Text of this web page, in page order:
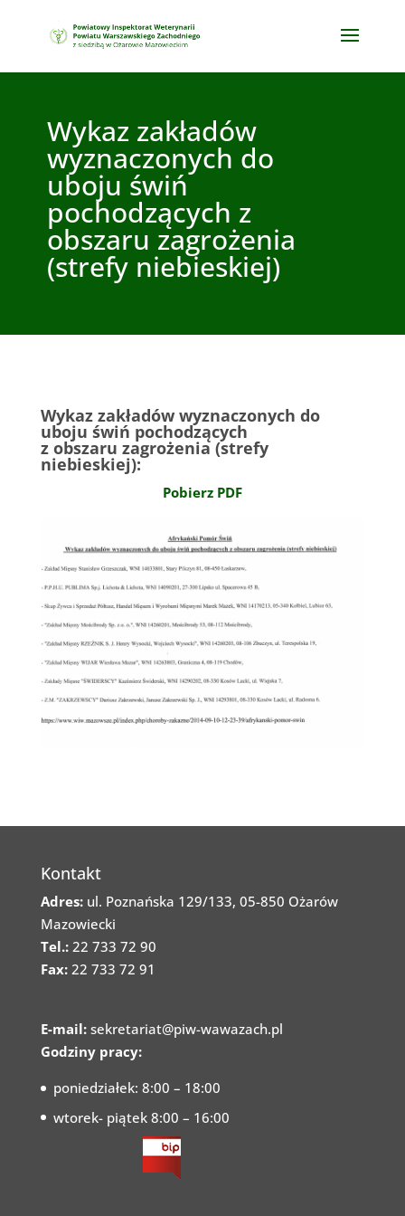
Wykaz zakładów
wyznaczonych do
uboju świń
pochodzących z
obszaru zagrożenia
(strefy niebieskiej)
Wykaz zakładów wyznaczonych do
uboju świń pochodzących
z obszaru zagrożenia (strefy
niebieskiej):
Pobierz PDF
Kontakt
Adres:ul. Poznańska 129/133, 05-850 Ożarów
Mazowiecki
Tel.:22 733 72 90
Fax:22 733 72 91
E-mail: sekretariat@piw-wawazach.pl
Godziny pracy:
poniedziałek: 8:00 – 18:00
wtorek- piątek 8:00 – 16:00